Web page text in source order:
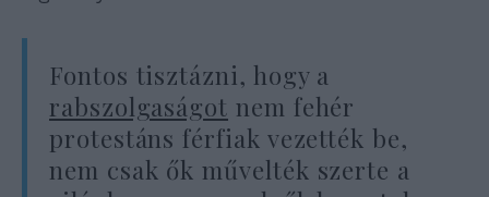
Fontos tisztázni, hogy a
rabszolgaságot nem fehér
protestáns férfiak vezették be,
nem csak ők művelték szerte a